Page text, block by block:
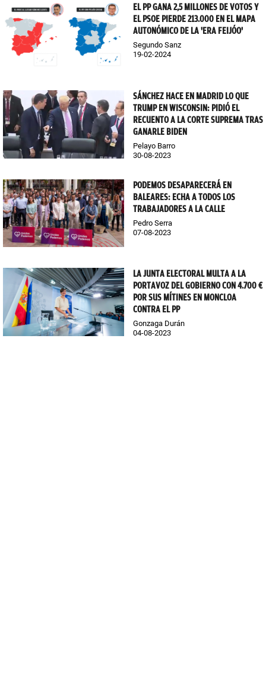
EL PP GANA 2,5 MILLONES DE VOTOS Y
EL PSOE PIERDE 213.000 EN EL MAPA
AUTONÓMICO DE LA 'ERA FEIJÓO'
Segundo Sanz
19-02-2024
SÁNCHEZ HACE EN MADRID LO QUE
TRUMP EN WISCONSIN: PIDIÓ EL
RECUENTO A LA CORTE SUPREMA TRAS
GANARLE BIDEN
Pelayo Barro
30-08-2023
PODEMOS DESAPARECERÁ EN
BALEARES: ECHA A TODOS LOS
TRABAJADORES A LA CALLE
Pedro Serra
07-08-2023
LA JUNTA ELECTORAL MULTA A LA
PORTAVOZ DEL GOBIERNO CON 4.700 €
POR SUS MÍTINES EN MONCLOA
CONTRA EL PP
Gonzaga Durán
04-08-2023